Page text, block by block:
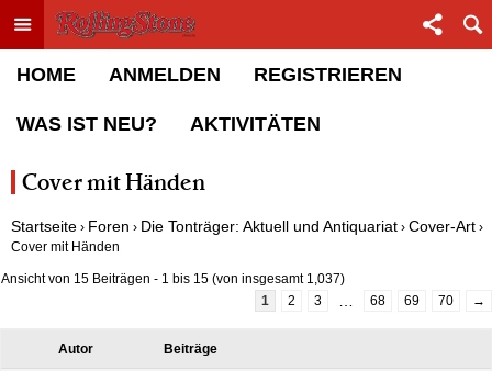
Toggle menu
Rolling Stone Forum
HOME ANMELDEN REGISTRIEREN
WAS IST NEU? AKTIVITÄTEN
Cover mit Händen
Startseite › Foren › Die Tonträger: Aktuell und Antiquariat › Cover-Art ›
Cover mit Händen
Ansicht von 15 Beiträgen - 1 bis 15 (von insgesamt 1,037)
1
2 3 68 69 70 →
Autor Beiträge